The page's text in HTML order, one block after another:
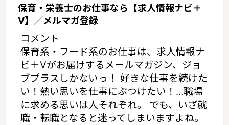
保育・栄養士のお仕事なら【求人情報ナビ＋
V】／メルマガ登録
コメント
保育系・フード系のお仕事は、求人情報ナ
ビ＋Vがお届けするメールマガジン、ジョ
ブプラスしかないっ！ 好きな仕事を続けた
い！熱い思いを仕事にぶつけたい！…職場
に求める思いは人それぞれ。 でも、いざ就
職・転職となると迷ってしまいますよね。